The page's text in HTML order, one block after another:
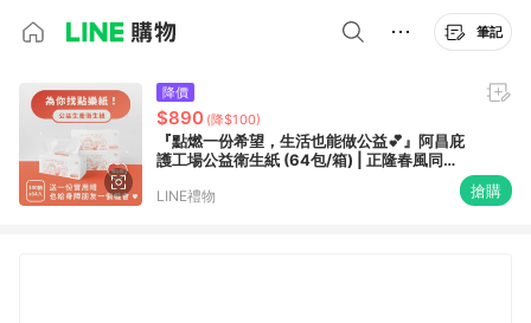
筆記
降價
$890 (降$100)
『點燃一份希望，生活也能做公益💕』阿昌庇
護工場公益衛生紙 ​(64包/箱) | 正隆春風同級 |
活日常也能做公益
LINE禮物 搶購